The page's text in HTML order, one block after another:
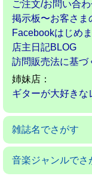
ご注文/お問い合
掲示板〜お客さま
Facebookはじめ
店主日記BLOG
訪問販売法に基づ
姉妹店：
ギターが大好きな
雑誌名でさがす
アコースティック
ギターマガジン
ギターミュージッ
現代ギター
ゴールドワックス
サウンド＆レコー
サウンドデザイナ
サックス＆ブラス
ザ・ディグ
ジャズライフ
スイングジャーナ
ストレンジ・デイ
ダウンビート
バーン
パセオフラメンコ
PCミュージック
プレイヤー
ベースマガジン
ミュージックマガ
ヤングギター
リズム＆ドラムマ
レコード・コレク
ロッキング・オン
ロッキング・オン
音楽ジャンルでさ